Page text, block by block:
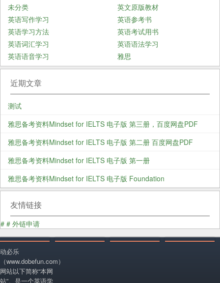
未分类
英文原版教材
英语写作学习
英语参考书
英语学习方法
英语考试用书
英语词汇学习
英语语法学习
英语语音学习
雅思
近期文章
测试
雅思备考资料Mindset for IELTS 电子版 第三册，百度网盘PDF
雅思备考资料Mindset for IELTS 电子版 第二册 百度网盘PDF
雅思备考资料Mindset for IELTS 电子版 第一册
雅思备考资料Mindset for IELTS 电子版 Foundation
友情链接
# # 外链申请
动必乐
（www.dobefun.com）
网站以下简称“本网
站”。是一个英语学